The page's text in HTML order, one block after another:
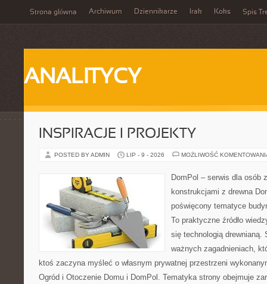
Strona główna Archiwum Dziennikarze Irak Koks Spis
ANALITYCY
INSPIRACJE I PROJEKTY
POSTED BY ADMIN LIP - 9 - 2026 MOŻLIWOŚĆ
DomPol – serwis dla osób
konstrukcjami z drewna
poświęcony tematyce
To praktyczne źródło
się technologią drewnianą.
ważnych zagadnieniach,
ktoś zaczyna myśleć o własnym prywatnej przestrzeni
Ogród i Otoczenie Domu i DomPol. Tematyka strony obejmuje